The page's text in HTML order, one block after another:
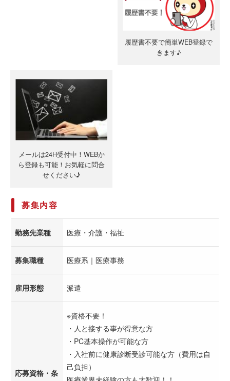
履歴書不要で簡単WEB登録で
きます♪
メールは24H受付中！WEBか
ら登録も可能！お気軽に問合
せください♪
募集内容
勤務先業種 医療・介護・福祉
募集職種 医療系｜医療事務
雇用形態 派遣
応募資格・条
※資格不要！
・人と接する事が得意な方
・PC基本操作が可能な方
・入社前に健康診断受診可能な方（費用は自
己負担）